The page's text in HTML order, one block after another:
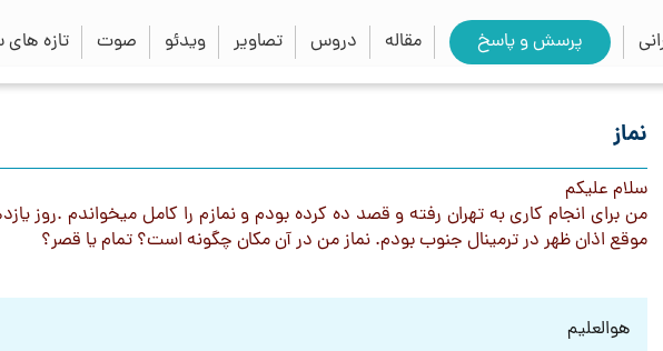
پرسش و پاسخ مقاله دروس تصاویر ویدئو صوت تازه search
close
نماز
سلام علیکم
من برای انجام کاری به تهران رفته و قصد ده کرده بودم و نمازم را کامل میخواندم .روز
موقع اذان ظهر در ترمینال جنوب بودم. نماز من در آن مکان چگونه است؟ تمام یا قصر؟
هوالعلیم